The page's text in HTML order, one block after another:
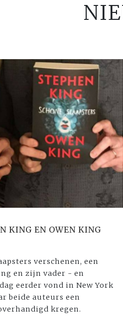
KING EN OWEN KING
verschenen, een
en zijn vader - en
eerder vond in New York
beide auteurs een
kregen.